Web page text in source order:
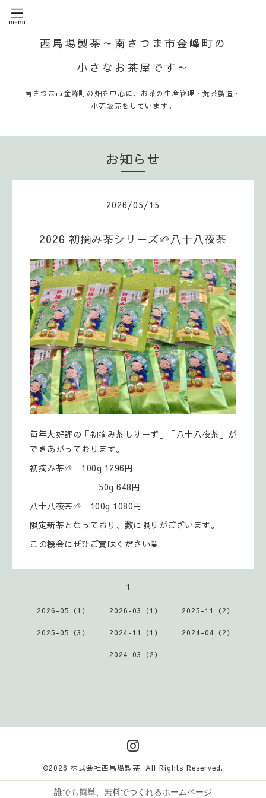
西馬場製茶～南さつま市金峰町の
小さなお茶屋です～
南さつま市金峰町の畑を中心に、お茶の生産管理・荒茶製造・
小売販売をしています。
お知らせ
2026/05/15
2026 初摘み茶シリーズ🌱八十八夜茶
毎年大好評の「初摘み茶しりーず」「八十八夜茶」が
できあがっております。
初摘み茶🌱 100g 1296円
50g 648円
八十八夜茶🌱 100g 1080円
限定新茶となっており、数に限りがございます。
この機会にぜひご賞味ください🍵
1
2026-05（1） 2026-03（1） 2025-11（2）
2025-05（3） 2024-11（1） 2024-04（2）
2024-03（2）
©2026 株式会社西馬場製茶. All Rights Reserved.
誰でも簡単、無料でつくれるホームページ